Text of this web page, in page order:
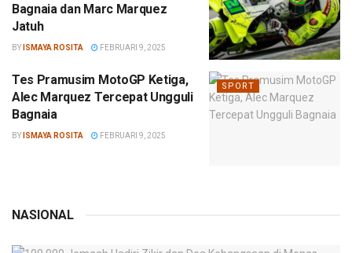
Bagnaia dan Marc Marquez
Jatuh
BY ISMAYA ROSITA FEBRUARI 9, 2025
SPORT
Tes Pramusim MotoGP Ketiga,
Alec Marquez Tercepat Ungguli
Bagnaia
BY ISMAYA ROSITA FEBRUARI 9, 2025
NASIONAL